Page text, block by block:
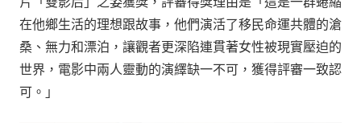
在他鄉生活的理想跟故事，他們演活了移民命運共體的滄
桑、無力和漂泊，讓觀者更深陷連貫著女性被現實壓迫的
世界，電影中兩人靈動的演繹缺一不可，獲得評審一致認
可。」